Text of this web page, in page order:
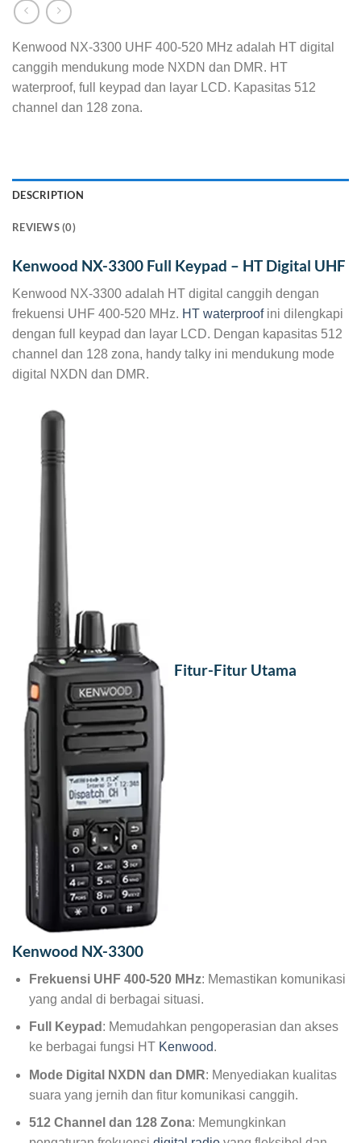
Kenwood NX-3300 UHF 400-520 MHz adalah HT digital
canggih mendukung mode NXDN dan DMR. HT
waterproof, full keypad dan layar LCD. Kapasitas 512
channel dan 128 zona.
DESCRIPTION
REVIEWS (0)
Kenwood NX-3300 Full Keypad – HT Digital UHF
Kenwood NX-3300 adalah HT digital canggih dengan
frekuensi UHF 400-520 MHz. HT waterproofini dilengkapi
dengan full keypad dan layar LCD. Dengan kapasitas 512
channel dan 128 zona, handy talky ini mendukung mode
digital NXDN dan DMR.
Fitur-Fitur Utama
Kenwood NX-3300
Frekuensi UHF 400-520 MHz: Memastikan komunikasi
yang andal di berbagai situasi.
Full Keypad : Memudahkan pengoperasian dan akses
ke berbagai fungsi HT Kenwood.
Mode Digital NXDN dan DMR: Menyediakan kualitas
suara yang jernih dan fitur komunikasi canggih.
512 Channel dan 128 Zona: Memungkinkan